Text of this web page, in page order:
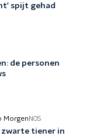
spijt gehad
de personen
Morgen NOS
zwarte tiener in